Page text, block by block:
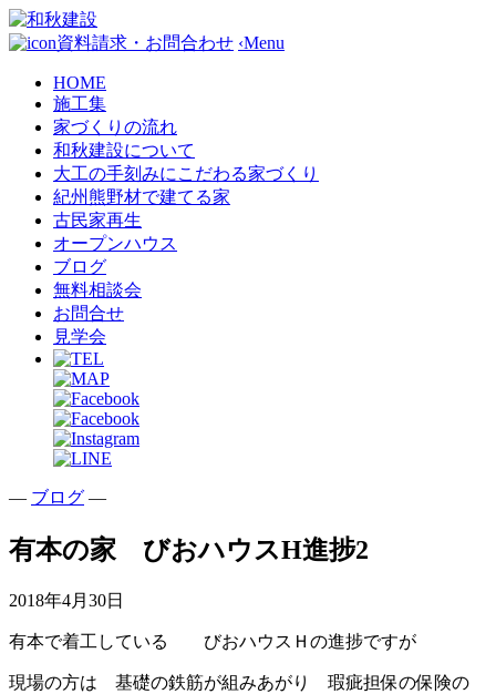
資料請求・お問合わせ ‹Menu
HOME
施工集
家づくりの流れ
和秋建設について
大工の手刻みにこだわる家づくり
紀州熊野材で建てる家
古民家再生
オープンハウス
ブログ
無料相談会
お問合せ
見学会
— ブログ —
有本の家 びおハウスH進捗2
2018年4月30日
有本で着工している びおハウスＨの進捗ですが
現場の方は 基礎の鉄筋が組みあがり 瑕疵担保の保険の